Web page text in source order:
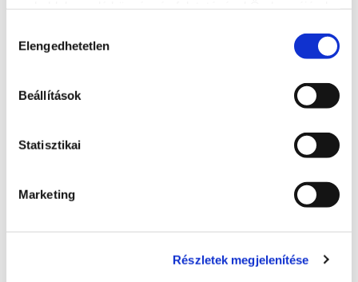
kiválasztása
Elengedhetetlen
Beállítások
Statisztikai
Marketing
Részletek megjelenítése
http://janushotel.hu/
More accommodations